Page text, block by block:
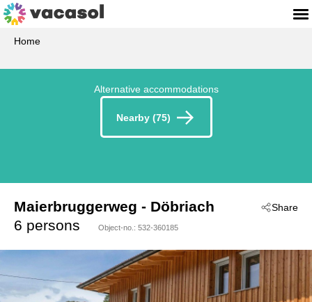
Home
Alternative accommodations
Nearby (75)
Share
Maierbruggerweg
- 9873
- Döbriach
6 persons
Object-no.: 532-360185